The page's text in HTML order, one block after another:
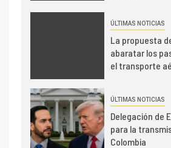
ÚLTIMAS NOTICIAS
La propuesta
abaratar los
el transporte
ÚLTIMAS NOTICIAS
Delegación de
para la
Colombia